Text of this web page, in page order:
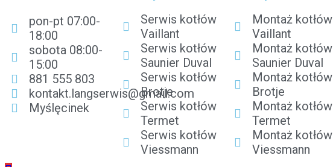
pon-pt 07:00-
18:00
sobota 08:00-
15:00
881 555 803
kontakt.langserwis@gmail.com
Myślęcinek
Serwis kotłów
Vaillant
Serwis kotłów
Saunier Duval
Serwis kotłów
Brotje
Serwis kotłów
Termet
Serwis kotłów
Viessmann
Montaż kotłów
Vaillant
Montaż kotłów
Saunier Duval
Montaż kotłów
Brotje
Montaż kotłów
Termet
Montaż kotłów
Viessmann